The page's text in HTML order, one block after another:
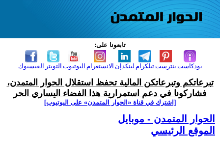
تابعونا على:
الفيسبوك التويتر اليوتيوب الانستغرام لينكدإن تيلكرامبنترست بودكاست
تبرعاتكم وتبرعاتكن المالية تحفظ استقلال الحوار المتمدن،
فشاركونا في دعم استمرارية هذا الفضاء اليساري الحر
[اشترك في قناة ‫«الحوار المتمدن» على اليوتيوب]
الحوار المتمدن - موبايل
الموقع الرئيسي